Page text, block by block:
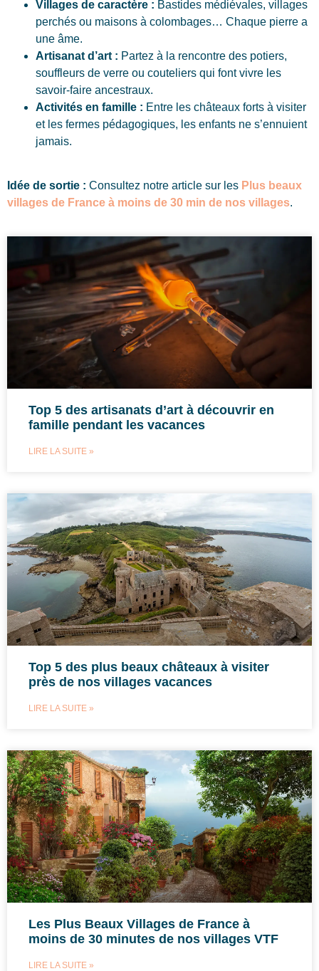
Villages de caractère : Bastides médiévales, villages
perchés ou maisons à colombages… Chaque pierre a
une âme.
Artisanat d’art : Partez à la rencontre des potiers,
souffleurs de verre ou couteliers qui font vivre les
savoir-faire ancestraux.
Activités en famille : Entre les châteaux forts à visiter
et les fermes pédagogiques, les enfants ne s’ennuient
jamais.
Idée de sortie : Consultez notre article sur les Plus beaux
villages de France à moins de 30 min de nos villages.
Top 5 des artisanats d’art à découvrir en
famille pendant les vacances
LIRE LA SUITE »
Top 5 des plus beaux châteaux à visiter
près de nos villages vacances
LIRE LA SUITE »
Les Plus Beaux Villages de France à
moins de 30 minutes de nos villages VTF
LIRE LA SUITE »